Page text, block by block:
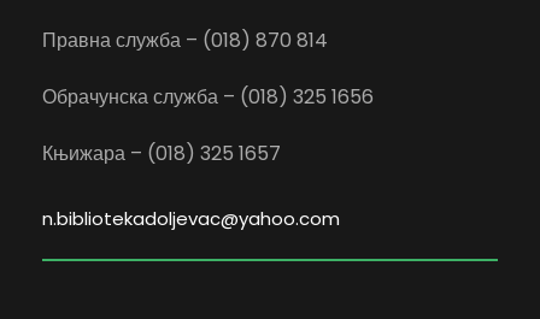
Правна служба – (018) 870 814
Обрачунска служба – (018) 325 1656
Књижара – (018) 325 1657
n.bibliotekadoljevac@yahoo.com